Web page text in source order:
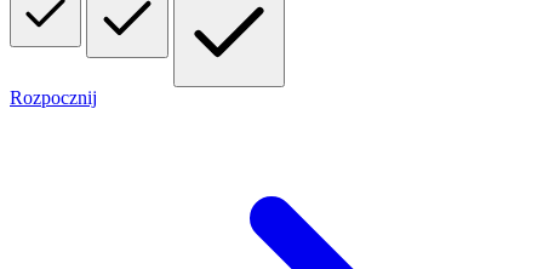
Rozpocznij